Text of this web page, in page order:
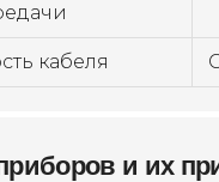
кабеля
и их